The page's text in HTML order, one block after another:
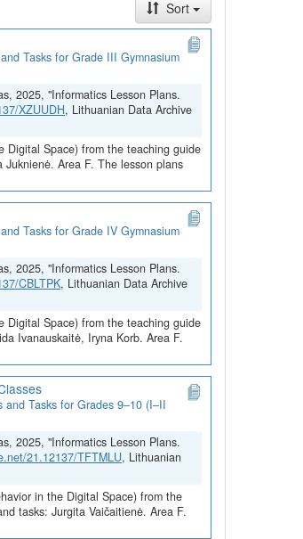
personalizuotą nuotolinį mokymą
mokytojus stiprinti skaitmenines
medžiagą.
skatinant mokinių domėjimąsi
turinio kūrimo, programavimo,
elgesio ir saugumo reikalavimų,
Sort
Tasks for Grade III Gymnasium
2025, "Informatics Lesson Plans.
XZUUDH, Lithuanian Data Archive
Digital Space) from the teaching guide
Area F. The lesson plans
Tasks for Grade IV Gymnasium
2025, "Informatics Lesson Plans.
CBLTPK, Lithuanian Data Archive
Digital Space) from the teaching guide
Ivanauskaitė, Iryna Korb. Area F.
Tasks for Grades 9–10 (I–II
2025, "Informatics Lesson Plans.
21.12137/TFTMLU, Lithuanian
in the Digital Space) from the
tasks: Jurgita Vaičaitienė. Area F.